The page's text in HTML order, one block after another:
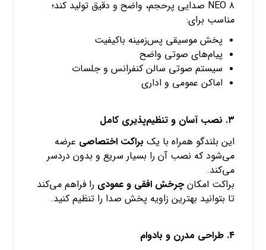
NEO ۸ صدایی پرحجم، واضح و دقیق تولید کند؛
مناسب برای:
پخش موسیقی پس‌زمینه باکیفیت
پیام‌های صوتی واضح
سیستم صوتی سالن کنفرانس و جلسات
اماکن عمومی و اداری
۳. نصب آسان و تنظیم‌پذیری کامل
این بلندگو همراه با یک براکت اختصاصی عرضه
می‌شود که نصب آن را بسیار سریع و بدون دردسر
می‌کند.
براکت امکانچرخش افقی و عمودی را فراهم می‌کند
تا بتوانید بهترین زاویه پخش صدا را تنظیم کنید.
۴. طراحی مدرن و بادوام